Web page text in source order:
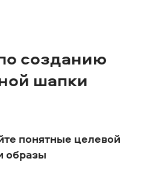
созданию
шапки
понятные целевой
образы